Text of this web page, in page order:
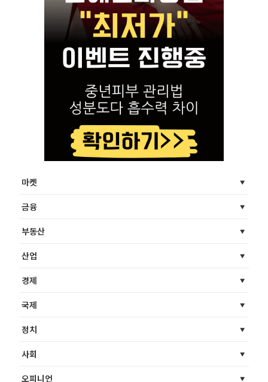
마켓
금융
부동산
산업
경제
국제
정치
사회
오피니언